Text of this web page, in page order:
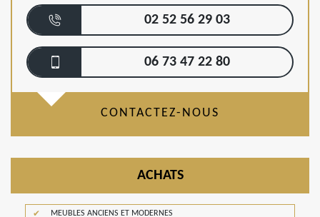
02 52 56 29 03
06 73 47 22 80
CONTACTEZ-NOUS
ACHATS
MEUBLES ANCIENS ET MODERNES